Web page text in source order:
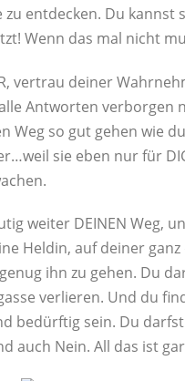
zu entdecken. Du kannst
Wenn das mal nicht
vertrau deiner
Antworten verborgen
Weg so gut gehen wie
sie eben nur für
weiter DEINEN Weg,
Heldin, auf deiner
ihn zu gehen. Du
verlieren. Und du
bedürftig sein. Du
auch Nein. All das ist